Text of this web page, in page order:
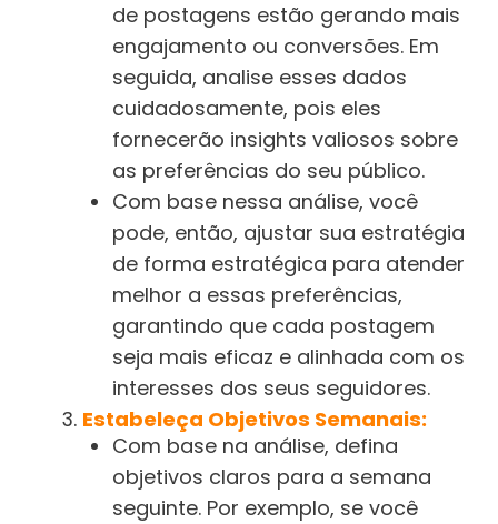
de postagens estão gerando mais
engajamento ou conversões. Em
seguida, analise esses dados
cuidadosamente, pois eles
fornecerão insights valiosos sobre
as preferências do seu público.
Com base nessa análise, você
pode, então, ajustar sua estratégia
de forma estratégica para atender
melhor a essas preferências,
garantindo que cada postagem
seja mais eficaz e alinhada com os
interesses dos seus seguidores.
Estabeleça Objetivos Semanais:
Com base na análise, defina
objetivos claros para a semana
seguinte. Por exemplo, se você